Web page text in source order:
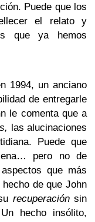
Puede que los
el relato y
que ya hemos
1994, un anciano
de entregarle
le comenta que a
las alucinaciones
Puede que
pero no de
que más
de que John
recuperaciónsin
hecho insólito,